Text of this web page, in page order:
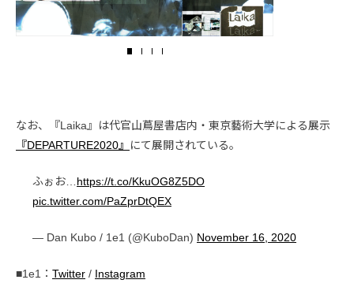
なお、『Laika』は代官山蔦屋書店内・東京藝術大学による展示
『DEPARTURE2020』
にて展開されている。
ふぉお… https://t.co/KkuOG8Z5DO
pic.twitter.com/PaZprDtQEX
— Dan Kubo / 1e1 (@KuboDan) November 16, 2020
■1e1： Twitter / Instagram